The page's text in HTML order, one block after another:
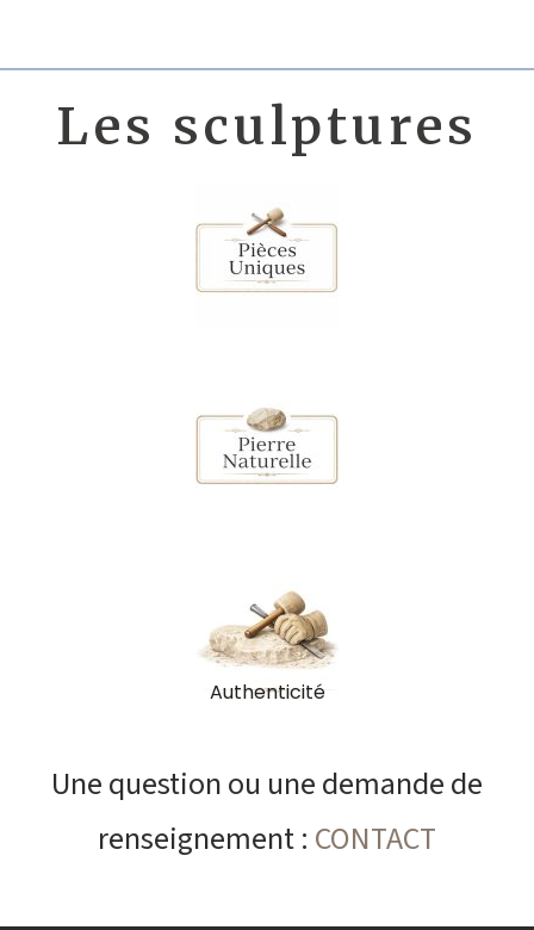
Les sculptures
Authenticité
Une question ou une demande de
renseignement : CONTACT